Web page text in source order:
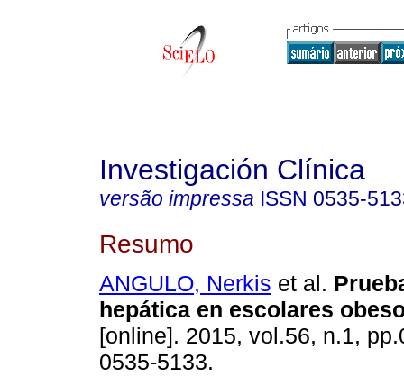
Investigación Clínica
versão impressa ISSN 0535-
Resumo
ANGULO, Nerkis et al.
hepática en escolares
[online]. 2015, vol.56, n.1,
0535-5133.